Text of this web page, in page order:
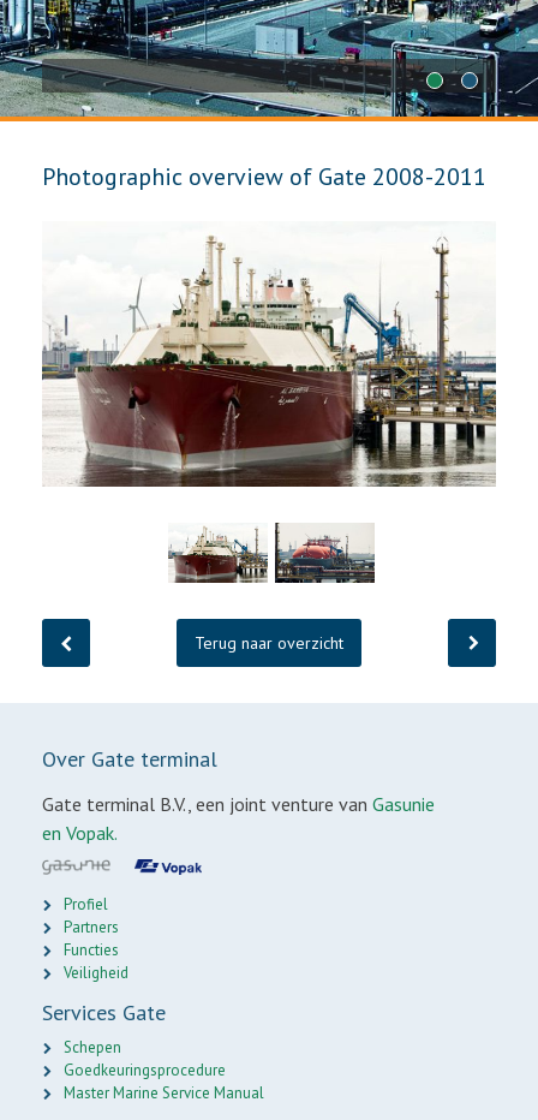
1 2
Photographic overview of Gate 2008-2011
Terug naar overzicht
Over Gate terminal
Gate terminal B.V., een joint venture van Gasunie
en Vopak.
Profiel
Partners
Functies
Veiligheid
Services Gate
Schepen
Goedkeuringsprocedure
Master Marine Service Manual